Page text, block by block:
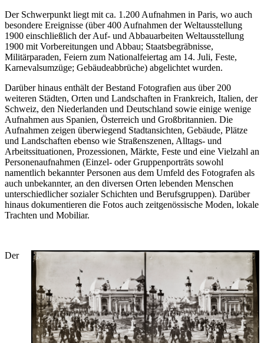
Der Schwerpunkt liegt mit ca. 1.200 Aufnahmen in Paris, wo auch
besondere Ereignisse (über 400 Aufnahmen der Weltausstellung
1900 einschließlich der Auf- und Abbauarbeiten Weltausstellung
1900 mit Vorbereitungen und Abbau; Staatsbegräbnisse,
Militärparaden, Feiern zum Nationalfeiertag am 14. Juli, Feste,
Karnevalsumzüge; Gebäudeabbrüche) abgelichtet wurden.
Darüber hinaus enthält der Bestand Fotografien aus über 200
weiteren Städten, Orten und Landschaften in Frankreich, Italien, der
Schweiz, den Niederlanden und Deutschland sowie einige wenige
Aufnahmen aus Spanien, Österreich und Großbritannien. Die
Aufnahmen zeigen überwiegend Stadtansichten, Gebäude, Plätze
und Landschaften ebenso wie Straßenszenen, Alltags- und
Arbeitssituationen, Prozessionen, Märkte, Feste und eine Vielzahl an
Personenaufnahmen (Einzel- oder Gruppenporträts sowohl
namentlich bekannter Personen aus dem Umfeld des Fotografen als
auch unbekannter, an den diversen Orten lebenden Menschen
unterschiedlicher sozialer Schichten und Berufsgruppen). Darüber
hinaus dokumentieren die Fotos auch zeitgenössische Moden, lokale
Trachten und Mobiliar.
Der